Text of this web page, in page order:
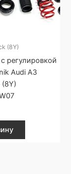
(8Y)
регулировкой
Audi A3
(8Y)